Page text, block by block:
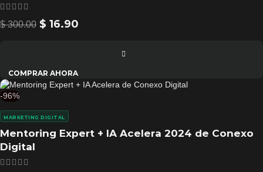
$300.00 $ 16.90
COMPRAR AHORA
-96%
Mentoring Expert + IA Acelera 2024 de Conexo
Digital
MARKETING DIGITAL